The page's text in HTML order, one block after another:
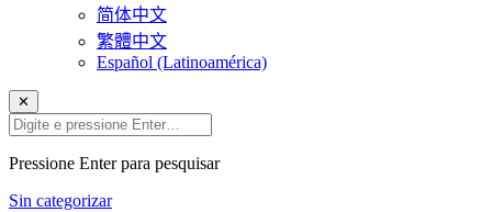
简体中文
繁體中文
Español (Latinoamérica)
✕
Pressione Enter para pesquisar
Sin categorizar